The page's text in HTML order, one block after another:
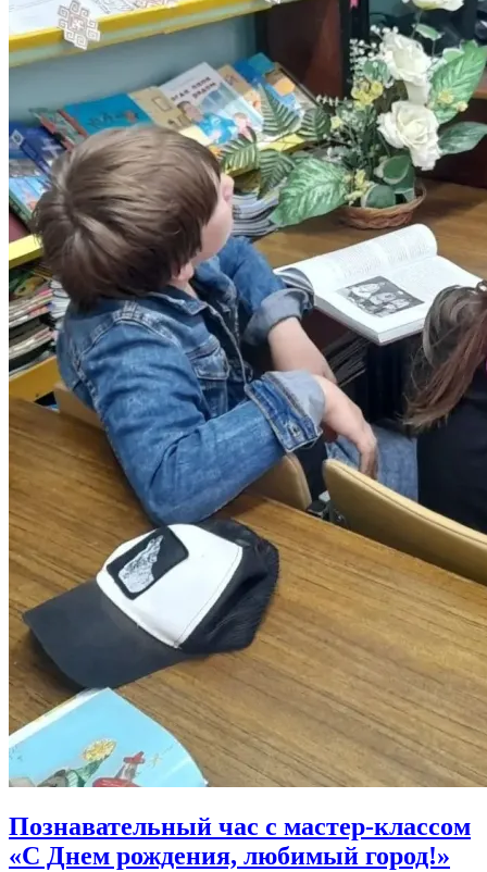
Познавательный час с мастер-классом
«С Днем рождения, любимый город!»